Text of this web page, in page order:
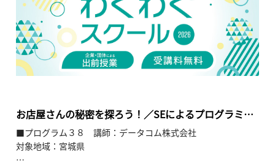
繋ぐ出前授業です。学問の面白さ・楽しさに触れつつ、地元の
企業や団体の活動内容に触れることで、地元の地域社会・産業
の理解を深めると共に、将来の選択肢の参考としてもらうこと
を目的とします。
お店屋さんの秘密を探ろう！／SEによるプログラミン
グ教室 ／情報セキュリティを学ぶ
■プログラム３８ 講師：データコム株式会社
対象地域：宮城県